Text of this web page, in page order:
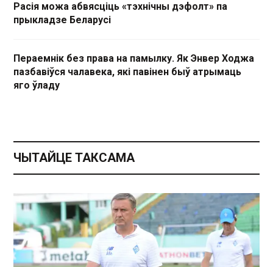
Расія можа абвясціць «тэхнічны дэфолт» па
прыкладзе Беларусі
Пераемнік без права на памылку. Як Энвер Ходжа
пазбавіўся чалавека, які павінен быў атрымаць
яго ўладу
ЧЫТАЙЦЕ ТАКСАМА